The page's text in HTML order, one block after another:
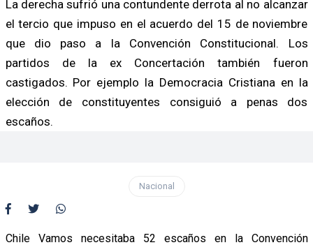
La derecha sufrió una contundente derrota al no alcanzar
el tercio que impuso en el acuerdo del 15 de noviembre
que dio paso a la Convención Constitucional. Los
partidos de la ex Concertación también fueron
castigados. Por ejemplo la Democracia Cristiana en la
elección de constituyentes consiguió a penas dos
escaños.
Nacional
Chile Vamos necesitaba 52 escaños en la Convención